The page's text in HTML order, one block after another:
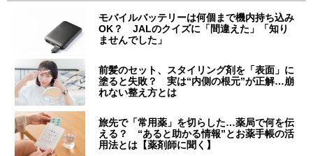
モバイルバッテリーは何個まで機内持ち込み
OK？ JALのクイズに「間違えた」「知り
ませんでした」
前髪のセット、スタイリング剤を「表面」に
塗ると失敗？ 実は“内側の根元”が正解…崩
れない整え方とは
旅先で「常用薬」を切らした…薬局で何を伝
える？ “あると助かる情報”とお薬手帳の活
用法とは【薬剤師に聞く】